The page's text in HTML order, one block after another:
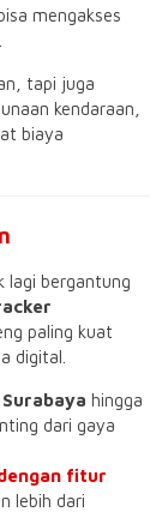
mengakses
tapi juga
kendaraan,
biaya
lagi bergantung
paling kuat
digital.
Surabaya hingga
dari gaya
fitur
lebih dari